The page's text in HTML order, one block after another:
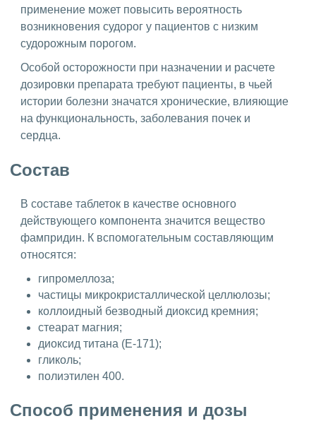
применение может повысить вероятность
возникновения судорог у пациентов с низким
судорожным порогом.
Особой осторожности при назначении и расчете
дозировки препарата требуют пациенты, в чьей
истории болезни значатся хронические, влияющие
на функциональность, заболевания почек и
сердца.
Состав
В составе таблеток в качестве основного
действующего компонента значится вещество
фампридин. К вспомогательным составляющим
относятся:
гипромеллоза;
частицы микрокристаллической целлюлозы;
коллоидный безводный диоксид кремния;
стеарат магния;
диоксид титана (Е-171);
гликоль;
полиэтилен 400.
Способ применения и дозы